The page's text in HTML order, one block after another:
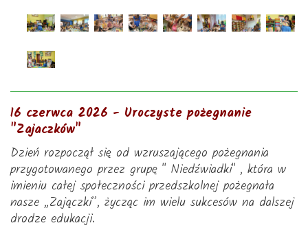
16 czerwca 2026 - Uroczyste pożegnanie
"Zajaczków"
Dzień rozpoczął się od wzruszającego pożegnania
przygotowanego przez grupę " Niedźwiadki" , która w
imieniu całej społeczności przedszkolnej pożegnała
nasze „Zajączki”, życząc im wielu sukcesów na dalszej
drodze edukacji.